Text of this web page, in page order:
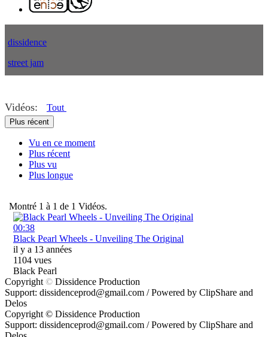
dissidence
street jam
ethic dtc
eretic
authentique
wise
black pearl
french id
french toast
Vidéos: Tout
Plus récent
Vu en ce moment
Plus récent
Plus vu
Plus longue
Montré 1 à 1 de 1 Vidéos.
00:38
Black Pearl Wheels - Unveiling The Original
il y a 13 années
1104 vues
Black Pearl
Copyright © Dissidence Production
Support: dissidenceprod@gmail.com / Powered by ClipShare and
Delos
Copyright © Dissidence Production
Support: dissidenceprod@gmail.com / Powered by ClipShare and